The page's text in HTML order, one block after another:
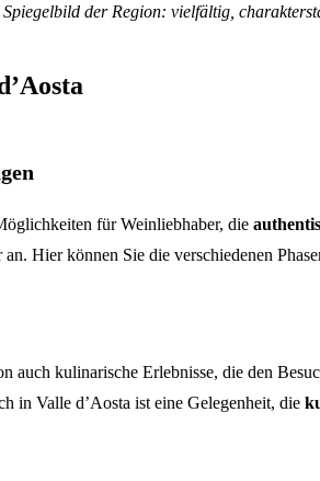
Spiegelbild der Region: vielfältig,
für Weinliebhaber, die
Hier können Sie die verschiedenen
auch kulinarische Erlebnisse, die den
in Valle d’Aosta ist eine Gelegenheit, die